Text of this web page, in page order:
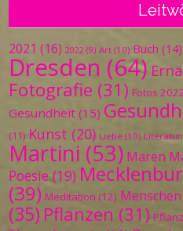
2021 (16) 2022 (9) Art (10) Buch (14)
Dresden (64)
Fotografie (31) Fotos
Gesundheit (15)
(11) Kunst (20) Liebe (10) Literatur
Martini (53) Maren
Poesie(19)
(39) Meditation (12) Menschen
(35) Pflanzen (31)